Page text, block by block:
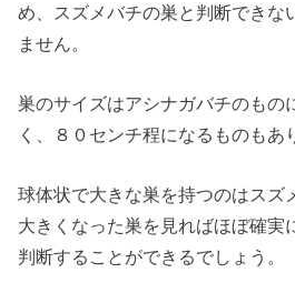
め、スズメバチの巣と判断できな
ません。
巣のサイズはアシナガバチのもの
く、８０センチ程になるものもあり
球体状で大きな巣を持つのはスズ
大きくなった巣を見ればほぼ確実
判断することができるでしょう。